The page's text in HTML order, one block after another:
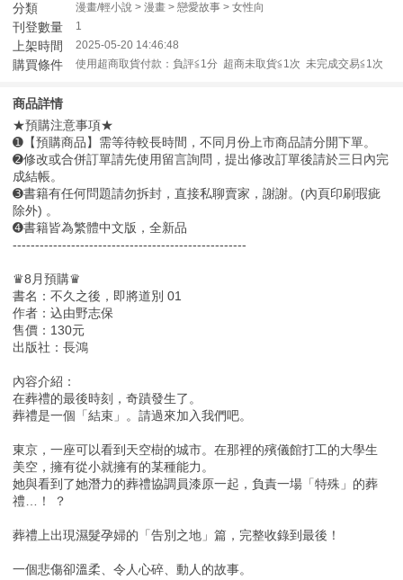
分類
漫畫/輕小說 > 漫畫 > 戀愛故事 > 女性向
刊登數量 1
上架時間 2025-05-20 14:46:48
購買條件 使用超商取貨付款：負評≦1分 超商未取貨≦1次 未完成交易≦1次
商品詳情
★預購注意事項★
➊【預購商品】需等待較長時間，不同月份上市商品請分開下單。
➋修改或合併訂單請先使用留言詢問，提出修改訂單後請於三日內完
成結帳。
➌書籍有任何問題請勿拆封，直接私聊賣家，謝謝。(內頁印刷瑕疵
除外) 。
➍書籍皆為繁體中文版，全新品
----------------------------------------------------
♛8月預購♛
書名：不久之後，即將道別 01
作者：込由野志保
售價：130元
出版社：長鴻
內容介紹：
在葬禮的最後時刻，奇蹟發生了。
葬禮是一個「結束」。請過來加入我們吧。
東京，一座可以看到天空樹的城市。在那裡的殯儀館打工的大學生
美空，擁有從小就擁有的某種能力。
她與看到了她潛力的葬禮協調員漆原一起，負責一場「特殊」的葬
禮…！ ？
葬禮上出現濕髮孕婦的「告別之地」篇，完整收錄到最後！
一個悲傷卻溫柔、令人心碎、動人的故事。